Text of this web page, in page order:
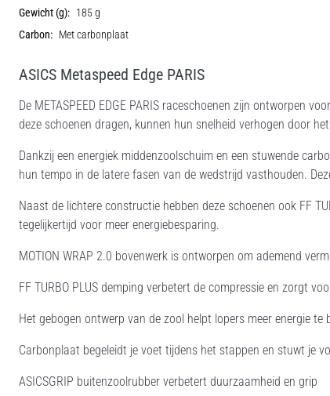
Gewicht (g): 185 g
Carbon: Met carbonplaat
ASICS Metaspeed Edge PARIS
De METASPEED EDGE PARIS raceschoenen zijn ontworpen
deze schoenen dragen, kunnen hun snelheid verhogen door
Dankzij een energiek middenzoolschuim en een stuwende
hun tempo in de latere fasen van de wedstrijd vasthouden.
Naast de lichtere constructie hebben deze schoenen ook FF
tegelijkertijd voor meer energiebesparing.
MOTION WRAP 2.0 bovenwerk is ontworpen om ademend
FF TURBO PLUS demping verbetert de compressie en zorgt
Het gebogen ontwerp van de zool helpt lopers meer energie te
Carbonplaat begeleidt je voet tijdens het stappen en stuwt je
ASICSGRIP buitenzoolrubber verbetert duurzaamheid en grip